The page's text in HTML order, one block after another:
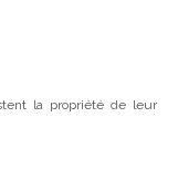
la propriété de leur